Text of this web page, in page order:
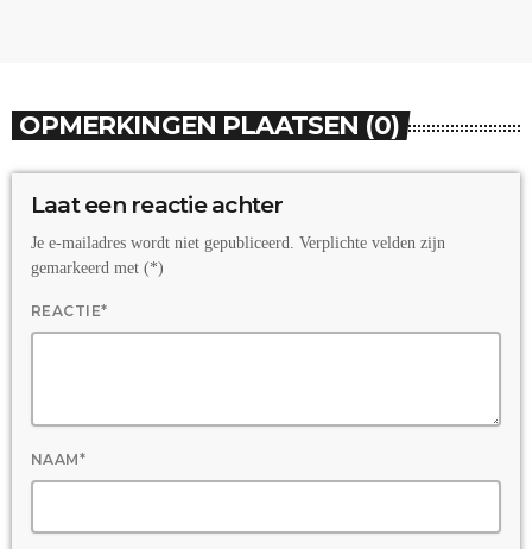
OPMERKINGEN PLAATSEN (0)
Laat een reactie achter
Je e-mailadres wordt niet gepubliceerd. Verplichte velden zijn
gemarkeerd met (*)
REACTIE*
NAAM*